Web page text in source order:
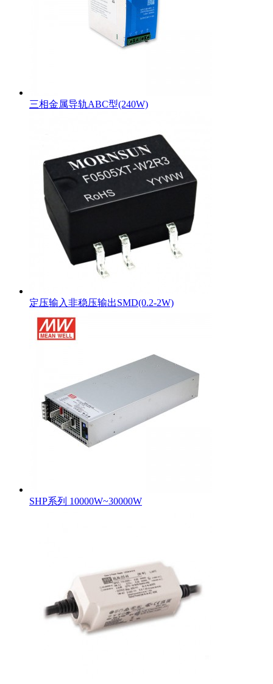
三相金属导轨ABC型(240W)
定压输入非稳压输出SMD(0.2-2W)
SHP系列 10000W~30000W